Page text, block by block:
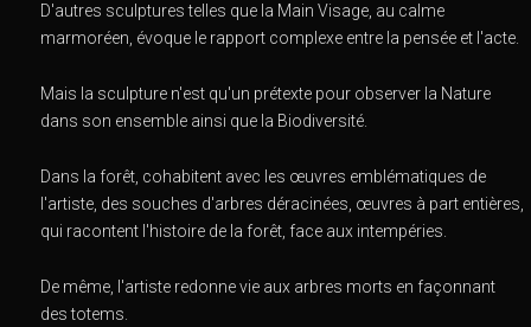
D'autres sculptures telles que la Main Visage, au calme
marmoréen, évoque le rapport complexe entre la pensée et l'acte.
Mais la sculpture n'est qu'un prétexte pour observer la Nature
dans son ensemble ainsi que la Biodiversité.
Dans la forêt, cohabitent avec les œuvres emblématiques de
l'artiste, des souches d'arbres déracinées, œuvres à part entières,
qui racontent l'histoire de la forêt, face aux intempéries.
De même, l'artiste redonne vie aux arbres morts en façonnant
des totems.